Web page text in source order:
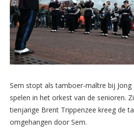
Sem stopt als tamboer-maître bij Jong
spelen in het orkest van de senioren.
tienjarige Brent Trippenzee kreeg de
omgehangen door Sem.